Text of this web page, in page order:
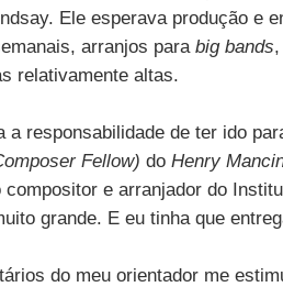
Ele esperava produção e
arranjos para big bands
relativamente altas.
a responsabilidade de ter ido
Fellow) do Henry
e arranjador do
grande. E eu tinha que
do meu orientador me